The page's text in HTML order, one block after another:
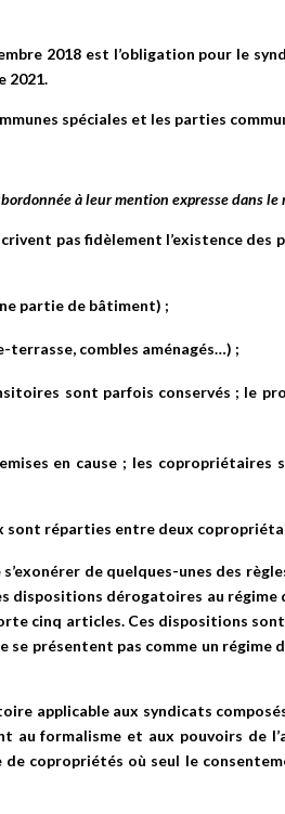
2018 est l’obligation pour le
2021.
spéciales et les parties
à leur mention expresse dans
pas fidèlement l’existence des
partie de bâtiment) ;
combles aménagés…) ;
sont parfois conservés ; le
en cause ; les copropriétaires
réparties entre deux
de quelques-unes des
dispositions dérogatoires au
cinq articles. Ces dispositions
présentent pas comme un
applicable aux syndicats
formalisme et aux pouvoirs de
copropriétés où seul le